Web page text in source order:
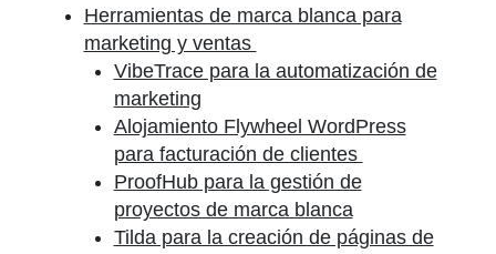
Herramientas de marca blanca para
marketing y ventas
VibeTrace para la automatización de
marketing
Alojamiento Flywheel WordPress
para facturación de clientes
ProofHub para la gestión de
proyectos de marca blanca
Tilda para la creación de páginas de